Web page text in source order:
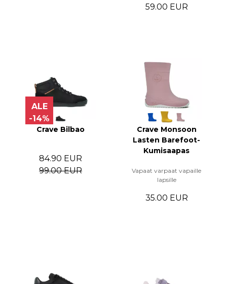
59.00 EUR
ALE
-14%
Crave Bilbao
84.90 EUR
99.00 EUR
Crave Monsoon
Lasten Barefoot-
Kumisaapas
Vapaat varpaat vapaille
lapsille
35.00 EUR